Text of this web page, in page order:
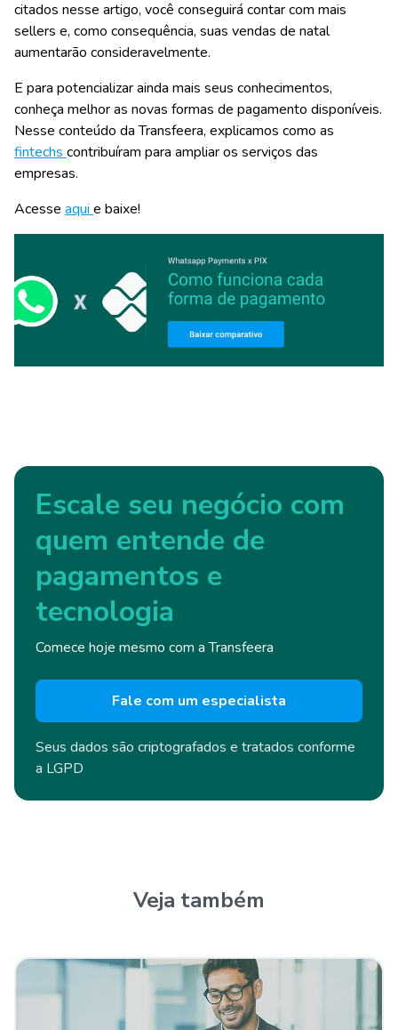
citados nesse artigo, você conseguirá contar com mais
sellers e, como consequência, suas vendas de natal
aumentarão consideravelmente.
E para potencializar ainda mais seus conhecimentos,
conheça melhor as novas formas de pagamento disponíveis.
Nesse conteúdo da Transfeera, explicamos como as
fintechscontribuíram para ampliar os serviços das
empresas.
Acesse aquie baixe!
Escale seu negócio com
quem entende de
pagamentos e
tecnologia
Comece hoje mesmo com a Transfeera
Fale com um especialista
Seus dados são criptografados e tratados conforme
a LGPD
Veja também